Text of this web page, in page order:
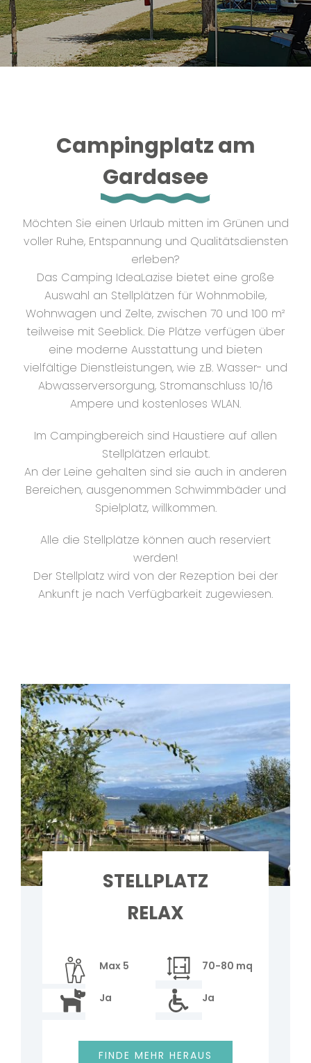
Kontakte
Campingplatz am
Gardasee
Möchten Sie einen Urlaub mitten im Grünen und
voller Ruhe, Entspannung und Qualitätsdiensten
erleben?
Das Camping IdeaLazise bietet eine große
Auswahl an Stellplätzen für Wohnmobile,
Wohnwagen und Zelte, zwischen 70 und 100 m²
teilweise mit Seeblick. Die Plätze verfügen über
eine moderne Ausstattung und bieten
vielfältige Dienstleistungen, wie z.B. Wasser- und
Abwasserversorgung, Stromanschluss 10/16
Ampere und kostenloses WLAN.
Im Campingbereich sind Haustiere auf allen
Stellplätzen erlaubt.
An der Leine gehalten sind sie auch in anderen
Bereichen, ausgenommen Schwimmbäder und
Spielplatz, willkommen.
Alle die Stellplätze können auch reserviert
werden!
Der Stellplatz wird von der Rezeption bei der
Ankunft je nach Verfügbarkeit zugewiesen.
STELLPLATZ
RELAX
Max 5 70-80 mq
Ja Ja
FINDE MEHR HERAUS